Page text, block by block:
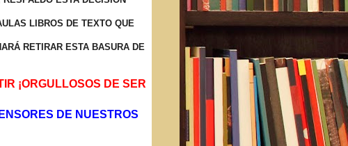
LIBROS DE TEXTO QUE
RETIRAR ESTA BASURA DE
¡ORGULLOSOS DE SER
DE NUESTROS